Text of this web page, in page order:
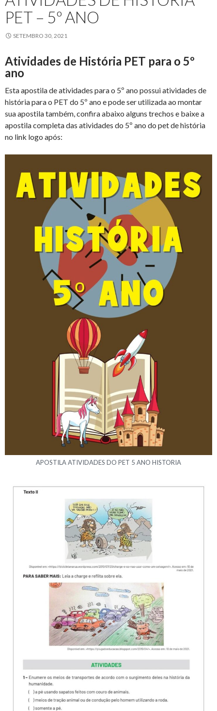
PET – 5º ANO
SETEMBRO 30, 2021
Atividades de História PET para o 5º
ano
Esta apostila de atividades para o 5º ano possui atividades de
história para o PET do 5º ano e pode ser utilizada ao montar
sua apostila também, confira abaixo alguns trechos e baixe a
apostila completa das atividades do 5º ano do pet de história
no link logo após:
APOSTILA ATIVIDADES DO PET 5 ANO HISTORIA